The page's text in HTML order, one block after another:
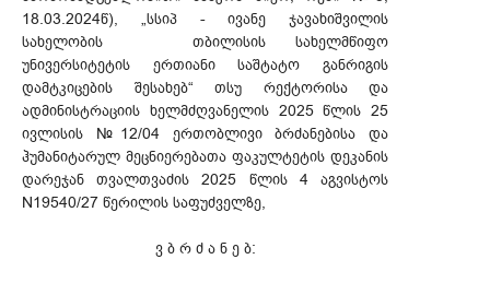
18.03.2024წ), „სსიპ - ივანე ჯავახიშვილის
სახელობის თბილისის სახელმწიფო
უნივერსიტეტის ერთიანი საშტატო განრიგის
დამტკიცების შესახებ“ თსუ რექტორისა და
ადმინისტრაციის ხელმძღვანელის 2025 წლის 25
ივლისის №12/04 ერთობლივი ბრძანებისა და
ჰუმანიტარულ მეცნიერებათა ფაკულტეტის დეკანის
დარეჯან თვალთვაძის 2025 წლის 4 აგვისტოს
N19540/27 წერილის საფუძველზე,
ვ ბ რ ძ ა ნ ე ბ: